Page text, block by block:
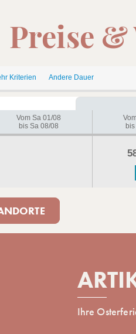
Preise
Kriterien Andere Dauer
Vom Sa 01/08
bis Sa 08/08
bis
Ihre